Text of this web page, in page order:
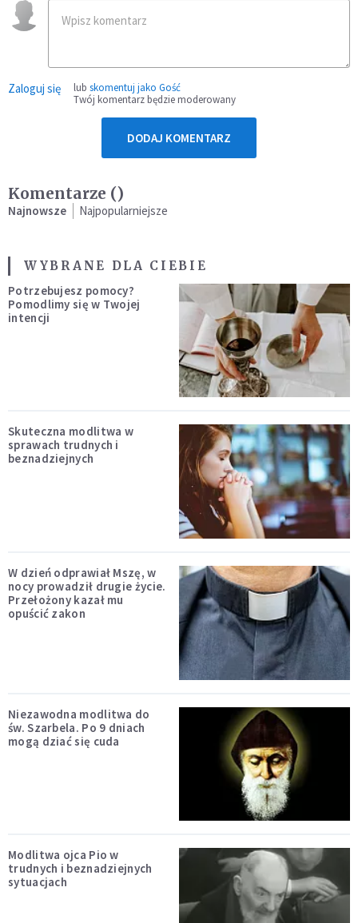
Zaloguj się lub skomentuj jako Gość
Twój komentarz będzie moderowany
DODAJ KOMENTARZ
Komentarze ()
Najnowsze Najpopularniejsze
WYBRANE DLA CIEBIE
Potrzebujesz pomocy?
Pomodlimy się w Twojej
intencji
Skuteczna modlitwa w
sprawach trudnych i
beznadziejnych
W dzień odprawiał Mszę, w
nocy prowadził drugie życie.
Przełożony kazał mu
opuścić zakon
Niezawodna modlitwa do
św. Szarbela. Po 9 dniach
mogą dziać się cuda
Modlitwa ojca Pio w
trudnych i beznadziejnych
sytuacjach